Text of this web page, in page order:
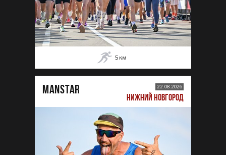
5 км
MANSTAR 22.08.2026
НИЖНИЙ НОВГОРОД